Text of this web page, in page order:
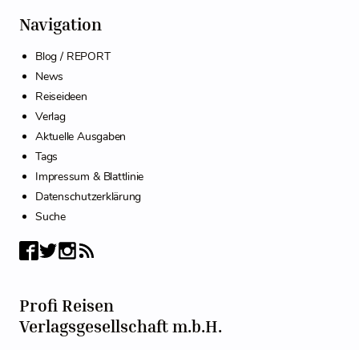
Navigation
Blog / REPORT
News
Reiseideen
Verlag
Aktuelle Ausgaben
Tags
Impressum & Blattlinie
Datenschutzerklärung
Suche
Profi Reisen
Verlagsgesellschaft m.b.H.